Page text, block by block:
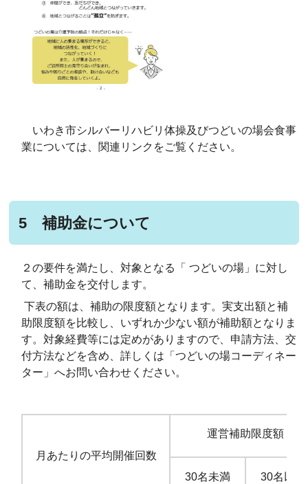
いわき市シルバーリハビリ体操及びつどいの場会食事
業については、関連リンクをご覧ください。
5 補助金について
２の要件を満たし、対象となる「 つどいの場」に対し
て、補助金を交付します。
下表の額は、補助の限度額となります。実支出額と補
助限度額を比較し、いずれか少ない額が補助額となりま
す。対象経費等には定めがありますので、申請方法、交
付方法などを含め、詳しくは「つどいの場コーディネー
ター」へお問い合わせください。
月あたりの平均開催回数
運営補助限度額
30名未満 30名以上